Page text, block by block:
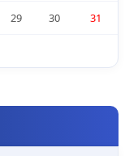
29 30 31